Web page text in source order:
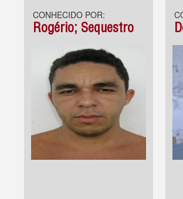
CONHECIDO POR:
Rogério; Sequestro